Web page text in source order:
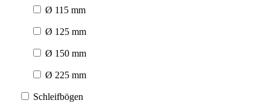
Ø 115 mm
Ø 125 mm
Ø 150 mm
Ø 225 mm
Schleifbögen